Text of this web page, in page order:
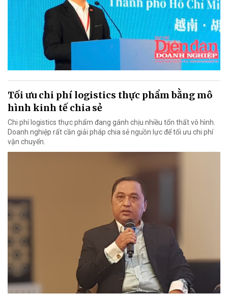
Tối ưu chi phí logistics thực phẩm bằng mô
hình kinh tế chia sẻ
Chi phí logistics thực phẩm đang gánh chịu nhiều tổn thất vô hình.
Doanh nghiệp rất cần giải pháp chia sẻ nguồn lực để tối ưu chi phí
vận chuyển.